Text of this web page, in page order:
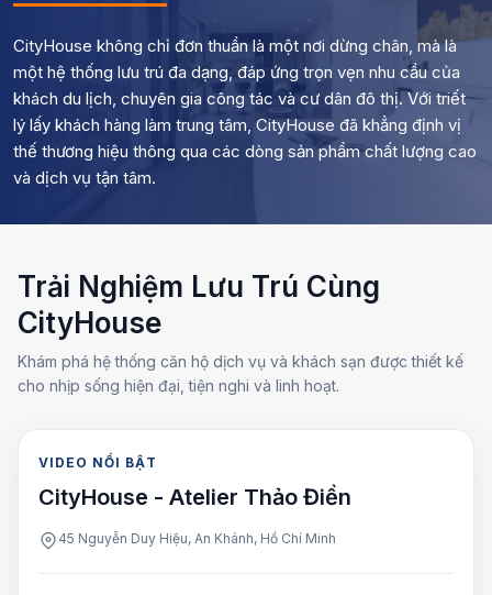
CityHouse không chỉ đơn thuần là một nơi dừng chân, mà là
một hệ thống lưu trú đa dạng, đáp ứng trọn vẹn nhu cầu của
khách du lịch, chuyên gia công tác và cư dân đô thị. Với triết
lý lấy khách hàng làm trung tâm, CityHouse đã khẳng định vị
thế thương hiệu thông qua các dòng sản phẩm chất lượng cao
và dịch vụ tận tâm.
Trải Nghiệm Lưu Trú Cùng
CityHouse
Khám phá hệ thống căn hộ dịch vụ và khách sạn được thiết kế
cho nhịp sống hiện đại, tiện nghi và linh hoạt.
VIDEO NỔI BẬT
VIDEO NỔI BẬT
CityHouse - Atelier Thảo Điền
45 Nguyễn Duy Hiệu, An Khánh, Hồ Chí Minh